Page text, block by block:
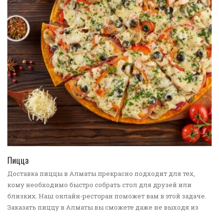
Пицца
Доставка пиццы в Алматы прекрасно подходит для тех,
кому необходимо быстро собрать стол для друзей или
близких. Наш онлайн-ресторан поможет вам в этой задаче.
Заказать пиццу в Алматы вы сможете даже не выходя из